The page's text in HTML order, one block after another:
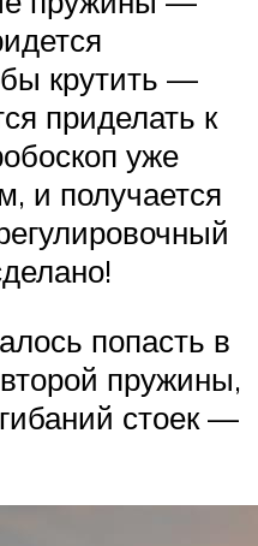
крутить —
приделать к
уже
и получается
попасть в
пружины,
стоек —